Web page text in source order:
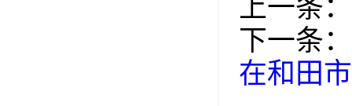
上一条：
下一条：
在和田